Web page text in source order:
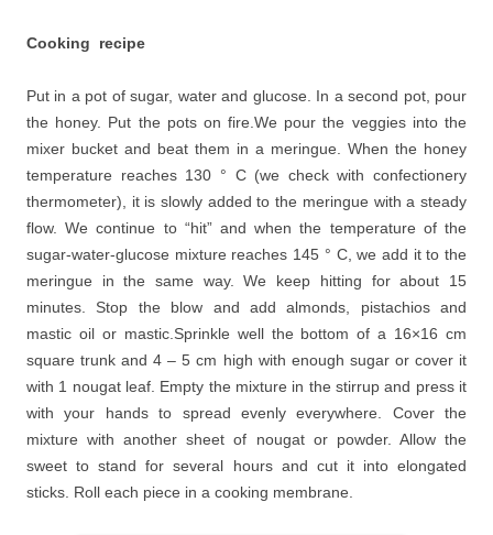
Cooking recipe
Put in a pot of sugar, water and glucose. In a second pot, pour
the honey. Put the pots on fire.We pour the veggies into the
mixer bucket and beat them in a meringue. When the honey
temperature reaches 130 ° C (we check with confectionery
thermometer), it is slowly added to the meringue with a steady
flow. We continue to “hit” and when the temperature of the
sugar-water-glucose mixture reaches 145 ° C, we add it to the
meringue in the same way. We keep hitting for about 15
minutes. Stop the blow and add almonds, pistachios and
mastic oil or mastic.Sprinkle well the bottom of a 16×16 cm
square trunk and 4 – 5 cm high with enough sugar or cover it
with 1 nougat leaf. Empty the mixture in the stirrup and press it
with your hands to spread evenly everywhere. Cover the
mixture with another sheet of nougat or powder. Allow the
sweet to stand for several hours and cut it into elongated
sticks. Roll each piece in a cooking membrane.